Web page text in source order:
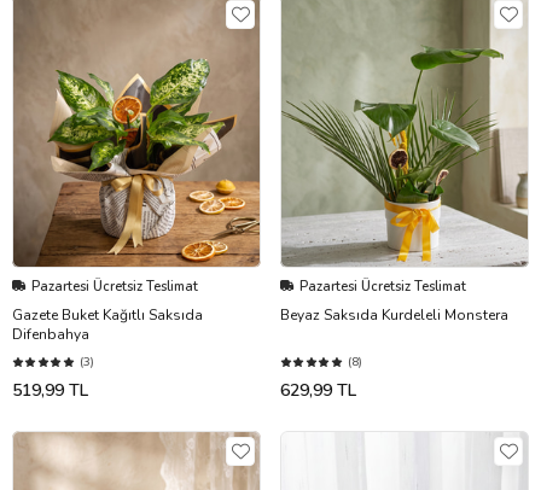
Pazartesi Ücretsiz Teslimat
Gazete Buket Kağıtlı Saksıda
Difenbahya
(3)
519,99 TL
Pazartesi Ücretsiz Teslimat
Beyaz Saksıda Kurdeleli Monstera
(8)
629,99 TL